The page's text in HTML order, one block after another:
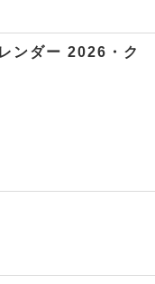
ンダー 2026・ク